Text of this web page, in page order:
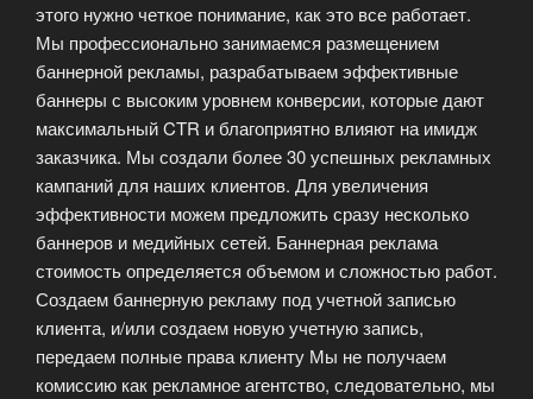
этого нужно четкое понимание, как это все работает.
Мы профессионально занимаемся размещением
баннерной рекламы, разрабатываем эффективные
баннеры с высоким уровнем конверсии, которые дают
максимальный CTR и благоприятно влияют на имидж
заказчика. Мы создали более 30 успешных рекламных
кампаний для наших клиентов. Для увеличения
эффективности можем предложить сразу несколько
баннеров и медийных сетей. Баннерная реклама
стоимость определяется объемом и сложностью работ.
Создаем баннерную рекламу под учетной записью
клиента, и/или создаем новую учетную запись,
передаем полные права клиенту Мы не получаем
комиссию как рекламное агентство, следовательно, мы